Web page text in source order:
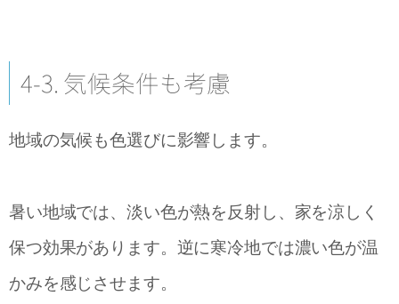
4-3. 気候条件も考慮
地域の気候も色選びに影響します。
暑い地域では、淡い色が熱を反射し、家を涼しく
保つ効果があります。逆に寒冷地では濃い色が温
かみを感じさせます。